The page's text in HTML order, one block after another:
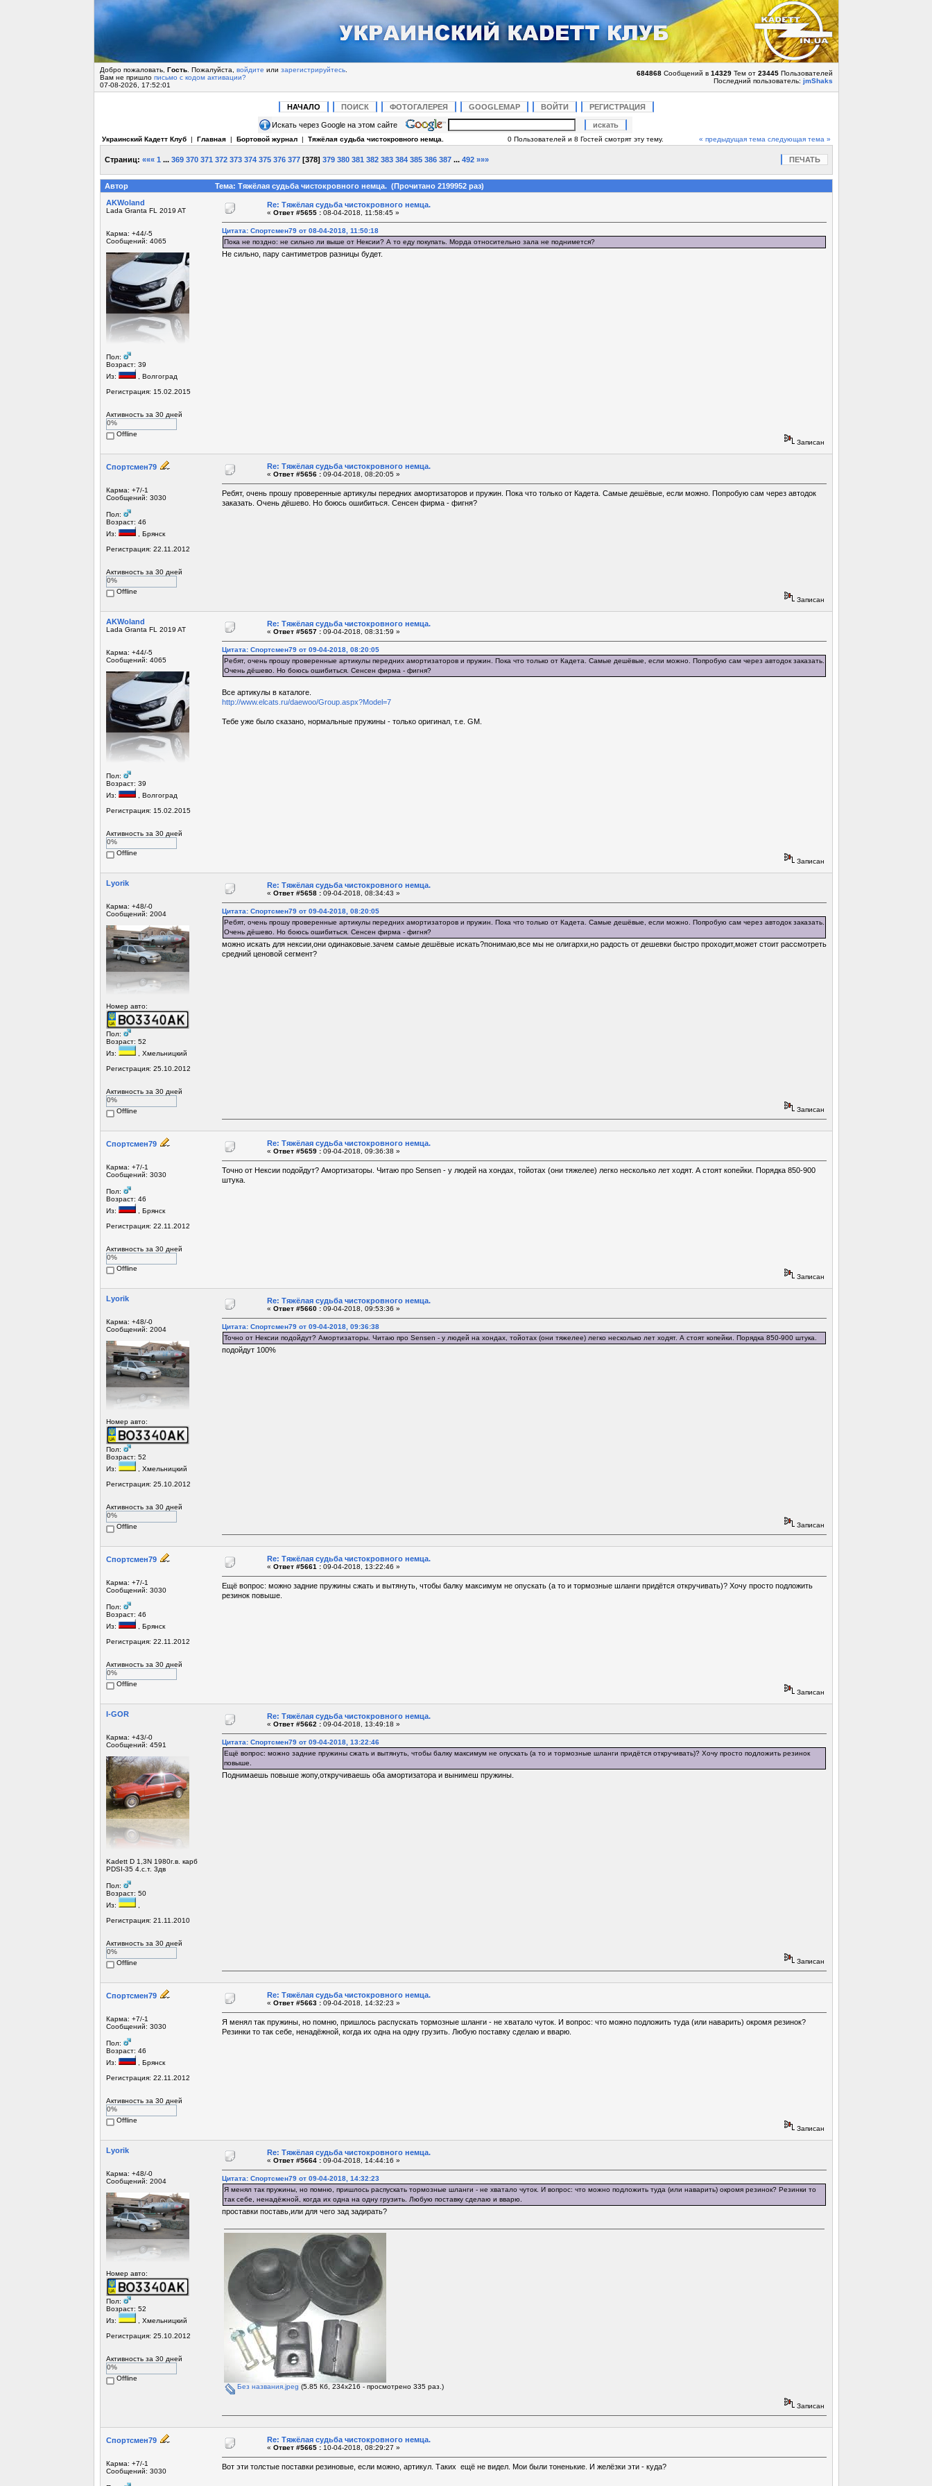
Добро пожаловать, Гость. Пожалуйста, войдите или зарегистрируйтесь.
Вам не пришло письмо с кодом активации?
07-08-2026, 17:52:01
684868Сообщений в 14329Тем от 23445Пользователей
Последний пользователь: jmShaks
НАЧАЛО ПОИСК ФОТОГАЛЕРЕЯ GOOGLEMAP ВОЙТИ РЕГИСТРАЦИЯ
Искать через Google на этом сайте
Украинский Кадетт Клуб| Главная| Бортовой журнал| Тяжёлая судьба чистокровного немца. 0 Пользователей и 8 Гостей смотрят эту тему. « предыдущая тема следующая тема »
Страниц: ««« 1 ... 369 370 371 372 373 374 375 376 377[378] 379 380 381 382 383 384 385 386 387 ... 492 »»» ПЕЧАТЬ
Автор
Тема: Тяжёлая судьба чистокровного немца. (Прочитано 2199952 раз)
AKWoland
Lada Granta FL 2019 AT
Карма: +44/-5
Сообщений: 4065
Пол:
Возраст: 39
Из:
, Волгоград
Регистрация: 15.02.2015
Активность за 30 дней
0%
Offline
Re: Тяжёлая судьба чистокровного немца.
« Ответ #5655 :08-04-2018, 11:58:45 »
Цитата: Спортсмен79 от 08-04-2018, 11:50:18
Пока не поздно: не сильно ли выше от Нексии? А то еду покупать. Морда относительно зала не поднимется?
Не сильно, пару сантиметров разницы будет.
Записан
Спортсмен79
Карма: +7/-1
Сообщений: 3030
Пол:
Возраст: 46
Из:
, Брянск
Регистрация: 22.11.2012
Активность за 30 дней
0%
Offline
Re: Тяжёлая судьба чистокровного немца.
« Ответ #5656 :09-04-2018, 08:20:05 »
Ребят, очень прошу проверенные артикулы передних амортизаторов и пружин. Пока что только от Кадета. Самые дешёвые, если можно. Попробую сам через автодок
заказать. Очень дёшево. Но боюсь ошибиться. Сенсен фирма - фигня?
Записан
AKWoland
Lada Granta FL 2019 AT
Карма: +44/-5
Сообщений: 4065
Пол:
Возраст: 39
Из:
, Волгоград
Регистрация: 15.02.2015
Активность за 30 дней
0%
Offline
Re: Тяжёлая судьба чистокровного немца.
« Ответ #5657 :09-04-2018, 08:31:59 »
Цитата: Спортсмен79 от 09-04-2018, 08:20:05
Ребят, очень прошу проверенные артикулы передних амортизаторов и пружин. Пока что только от Кадета. Самые дешёвые, если можно. Попробую сам через автодок заказать.
Очень дёшево. Но боюсь ошибиться. Сенсен фирма - фигня?
Все артикулы в каталоге.
http://www.elcats.ru/daewoo/Group.aspx?Model=7
Тебе уже было сказано, нормальные пружины - только оригинал, т.е. GM.
Записан
Lyorik
Карма: +48/-0
Сообщений: 2004
Номер авто:
Пол:
Возраст: 52
Из:
, Хмельницкий
Регистрация: 25.10.2012
Активность за 30 дней
0%
Offline
Re: Тяжёлая судьба чистокровного немца.
« Ответ #5658 :09-04-2018, 08:34:43 »
Цитата: Спортсмен79 от 09-04-2018, 08:20:05
Ребят, очень прошу проверенные артикулы передних амортизаторов и пружин. Пока что только от Кадета. Самые дешёвые, если можно. Попробую сам через автодок заказать.
Очень дёшево. Но боюсь ошибиться. Сенсен фирма - фигня?
можно искать для нексии,они одинаковые.зачем самые дешёвые искать?понимаю,все мы не олигархи,но радость от дешевки быстро проходит,может стоит рассмотреть
средний ценовой сегмент?
Записан
Спортсмен79
Карма: +7/-1
Сообщений: 3030
Пол:
Возраст: 46
Из:
, Брянск
Регистрация: 22.11.2012
Активность за 30 дней
0%
Offline
Re: Тяжёлая судьба чистокровного немца.
« Ответ #5659 :09-04-2018, 09:36:38 »
Точно от Нексии подойдут? Амортизаторы. Читаю про Sensen - у людей на хондах, тойотах (они тяжелее) легко несколько лет ходят. А стоят копейки. Порядка 850-900
штука.
Записан
Lyorik
Карма: +48/-0
Сообщений: 2004
Номер авто:
Пол:
Возраст: 52
Из:
, Хмельницкий
Регистрация: 25.10.2012
Активность за 30 дней
0%
Offline
Re: Тяжёлая судьба чистокровного немца.
« Ответ #5660 :09-04-2018, 09:53:36 »
Цитата: Спортсмен79 от 09-04-2018, 09:36:38
Точно от Нексии подойдут? Амортизаторы. Читаю про Sensen - у людей на хондах, тойотах (они тяжелее) легко несколько лет ходят. А стоят копейки. Порядка 850-900 штука.
подойдут 100%
Записан
Спортсмен79
Карма: +7/-1
Сообщений: 3030
Пол:
Возраст: 46
Из:
, Брянск
Регистрация: 22.11.2012
Активность за 30 дней
0%
Offline
Re: Тяжёлая судьба чистокровного немца.
« Ответ #5661 :09-04-2018, 13:22:46 »
Ещё вопрос: можно задние пружины сжать и вытянуть, чтобы балку максимум не опускать (а то и тормозные шланги придётся откручивать)? Хочу просто подложить
резинок повыше.
Записан
I-GOR
Карма: +43/-0
Сообщений: 4591
Kadett D 1,3N 1980г.в. карб
PDSI-35 4.с.т. 3дв
Пол:
Возраст: 50
Из:
,
Регистрация: 21.11.2010
Активность за 30 дней
0%
Offline
Re: Тяжёлая судьба чистокровного немца.
« Ответ #5662 :09-04-2018, 13:49:18 »
Цитата: Спортсмен79 от 09-04-2018, 13:22:46
Ещё вопрос: можно задние пружины сжать и вытянуть, чтобы балку максимум не опускать (а то и тормозные шланги придётся откручивать)? Хочу просто подложить резинок
повыше.
Поднимаешь повыше жопу,откручиваешь оба амортизатора и вынимеш пружины.
Записан
Спортсмен79
Карма: +7/-1
Сообщений: 3030
Пол:
Возраст: 46
Из:
, Брянск
Регистрация: 22.11.2012
Активность за 30 дней
0%
Offline
Re: Тяжёлая судьба чистокровного немца.
« Ответ #5663 :09-04-2018, 14:32:23 »
Я менял так пружины, но помню, пришлось распускать тормозные шланги - не хватало чуток. И вопрос: что можно подложить туда (или наварить) окромя резинок?
Резинки то так себе, ненадёжной, когда их одна на одну грузить. Любую поставку сделаю и вварю.
Записан
Lyorik
Карма: +48/-0
Сообщений: 2004
Номер авто:
Пол:
Возраст: 52
Из:
, Хмельницкий
Регистрация: 25.10.2012
Активность за 30 дней
0%
Offline
Re: Тяжёлая судьба чистокровного немца.
« Ответ #5664 :09-04-2018, 14:44:16 »
Цитата: Спортсмен79 от 09-04-2018, 14:32:23
Я менял так пружины, но помню, пришлось распускать тормозные шланги - не хватало чуток. И вопрос: что можно подложить туда (или наварить) окромя резинок? Резинки то
так себе, ненадёжной, когда их одна на одну грузить. Любую поставку сделаю и вварю.
проставки поставь,или для чего зад задирать?
Без названия.jpeg (5.85 Кб, 234x216 - просмотрено 335 раз.)
Записан
Спортсмен79
Карма: +7/-1
Сообщений: 3030
Re: Тяжёлая судьба чистокровного немца.
« Ответ #5665 :10-04-2018, 08:29:27 »
Вот эти толстые поставки резиновые, если можно, артикул. Таких ещё не видел. Мои были тоненькие. И желёзки эти - куда?